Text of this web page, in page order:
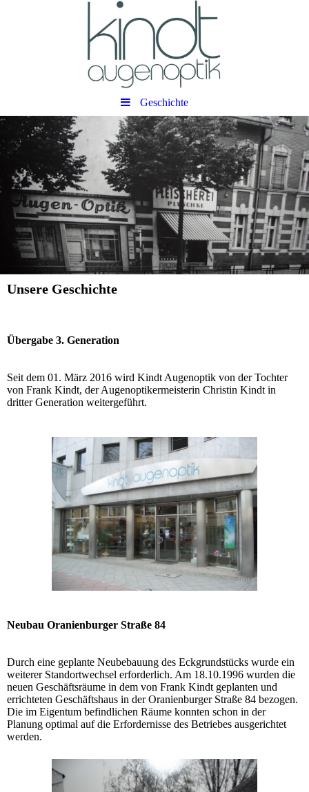
Geschichte
Unsere Geschichte
Übergabe 3. Generation
Seit dem 01. März 2016 wird Kindt Augenoptik von der Tochter
von Frank Kindt, der Augenoptikermeisterin Christin Kindt in
dritter Generation weitergeführt.
Neubau Oranienburger Straße 84
Durch eine geplante Neubebauung des Eckgrundstücks wurde ein
weiterer Standortwechsel erforderlich. Am 18.10.1996 wurden die
neuen Geschäftsräume in dem von Frank Kindt geplanten und
errichteten Geschäftshaus in der Oranienburger Straße 84 bezogen.
Die im Eigentum befindlichen Räume konnten schon in der
Planung optimal auf die Erfordernisse des Betriebes ausgerichtet
werden.